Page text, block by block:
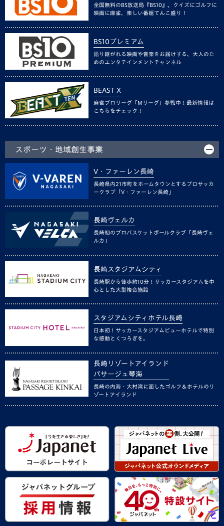
全国無料のBS放送局『BS10』。クイズにゴルフに
映画に麻雀、楽しい番組てんこ盛り！
BS10プレミアム
語り継がれる映画や音楽をお届けする、大人のた
めのエンタテインメントチャンネル
BEAST X
麻雀プロリーグ「Mリーグ」参戦中！最新情報は
こちらをチェック！
スポーツ・地域創生事業
V・ファーレン長崎
長崎県内21市町をホームタウンとするプロサッカ
ークラブ「V・ファーレン長崎」
長崎ヴェルカ
長崎初のプロバスケットボールクラブ「長崎ヴェ
ルカ」
長崎スタジアムシティ
長崎駅から徒歩約10分！サッカースタジアムを中
心とした大型複合施設
スタジアムシティホテル長崎
日本初！サッカースタジアムビューホテルで特別
な感動とくつろぎを。
長崎リゾートアイランド
パサージュ琴海
長崎の内海・大村湾に面したゴルフ＆ホテルのリ
ゾートアイランド